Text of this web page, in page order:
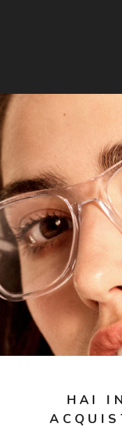
In evidenza
Carta fedeltà
Logout
HAI